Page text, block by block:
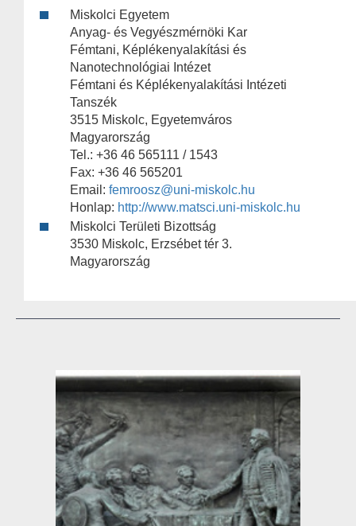
Miskolci Egyetem
Anyag- és Vegyészmérnöki Kar
Fémtani, Képlékenyalakítási és
Nanotechnológiai Intézet
Fémtani és Képlékenyalakítási Intézeti
Tanszék
3515 Miskolc, Egyetemváros
Magyarország
Tel.: +36 46 565111 / 1543
Fax: +36 46 565201
Email: femroosz@uni-miskolc.hu
Honlap: http://www.matsci.uni-miskolc.hu
Miskolci Területi Bizottság
3530 Miskolc, Erzsébet tér 3.
Magyarország